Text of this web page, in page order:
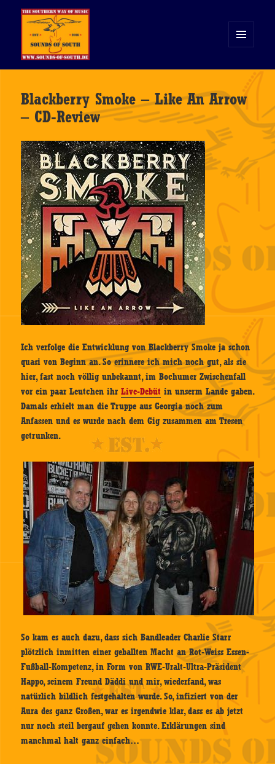
WIDGETS
Blackberry Smoke – Like An Arrow
– CD-Review
Ich verfolge die Entwicklung von Blackberry Smoke ja schon
quasi von Beginn an. So erinnere ich mich noch gut, als sie
hier, fast noch völlig unbekannt, im Bochumer Zwischenfall
vor ein paar Leutchen ihrLive-Debüt in unserm Lande gaben.
Damals erhielt man die Truppe aus Georgia noch zum
Anfassen und es wurde nach dem Gig zusammen am Tresen
getrunken.
So kam es auch dazu, dass sich Bandleader Charlie Starr
plötzlich inmitten einer geballten Macht an Rot-Weiss Essen-
Fußball-Kompetenz, in Form von RWE-Uralt-Ultra-Präsident
Happo, seinem Freund Däddi und mir, wiederfand, was
natürlich bildlich festgehalten wurde. So, infiziert von der
Aura des ganz Großen, war es irgendwie klar, dass es ab jetzt
nur noch steil bergauf gehen konnte. Erklärungen sind
manchmal halt ganz einfach…